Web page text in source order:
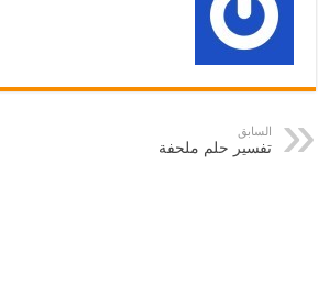
السابق
تفسير حلم ملحفة